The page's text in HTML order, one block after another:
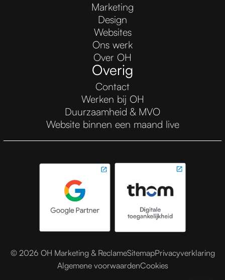
Marketing
Design
Websites
Ons werk
Over OH
Overig
Contact
Werken bij OH
Duurzaamheid & MVO
Website binnen een maand live
© 2026 OH Marketing & ReclameSitemapPrivacyverklaring
Algemene voorwaardenCookies